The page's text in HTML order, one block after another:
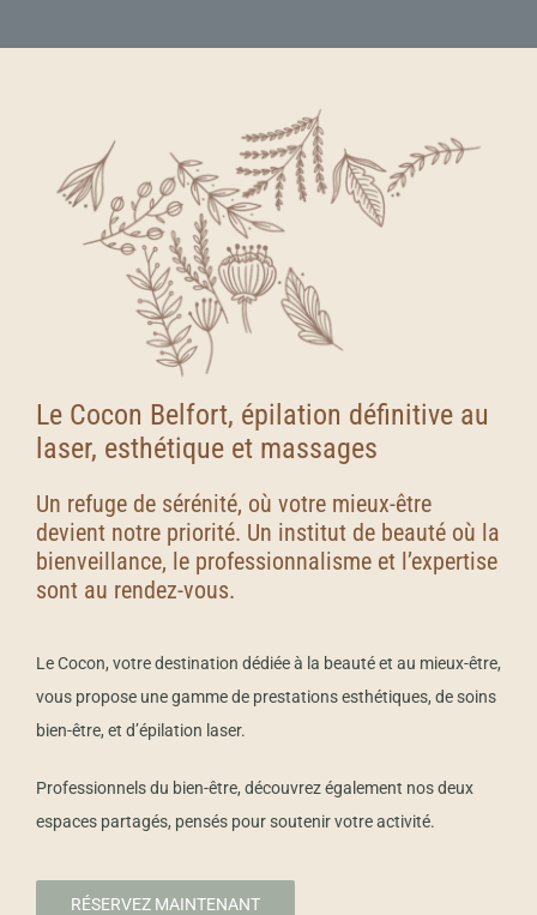
Le Cocon Belfort, épilation définitive au
laser, esthétique et massages
Un refuge de sérénité, où votre mieux-être
devient notre priorité. Un institut de beauté où la
bienveillance, le professionnalisme et l’expertise
sont au rendez-vous.
Le Cocon, votre destination dédiée à la beauté et au mieux-être,
vous propose une gamme de prestations esthétiques, de soins
bien-être, et d’épilation laser.
Professionnels du bien-être, découvrez également nos deux
espaces partagés, pensés pour soutenir votre activité.
RÉSERVEZ MAINTENANT